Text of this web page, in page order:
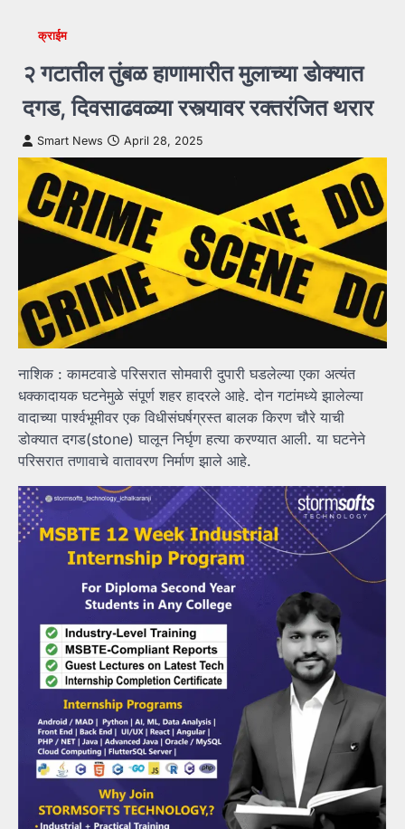
क्राईम
२ गटातील तुंबळ हाणामारीत मुलाच्या डोक्यात
दगड, दिवसाढवळ्या रस्त्यावर रक्तरंजित थरार
Smart News April 28, 2025
नाशिक : कामटवाडे परिसरात सोमवारी दुपारी घडलेल्या एका अत्यंत
धक्कादायक घटनेमुळे संपूर्ण शहर हादरले आहे. दोन गटांमध्ये झालेल्या
वादाच्या पार्श्वभूमीवर एक विधीसंघर्षग्रस्त बालक किरण चौरे याची
डोक्यात दगड(stone) घालून निर्घृण हत्या करण्यात आली. या घटनेने
परिसरात तणावाचे वातावरण निर्माण झाले आहे.